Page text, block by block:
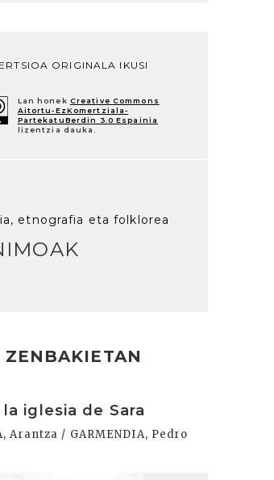
ORIGINALA IKUSI
Lan honek Creative Commons
Aitortu-EzKomertziala-
PartekatuBerdin 3.0 Espainia
lizentzia dauka.
etnografia eta folklorea
ZENBAKIETAN
iglesia de Sara
Arantza / GARMENDIA, Pedro